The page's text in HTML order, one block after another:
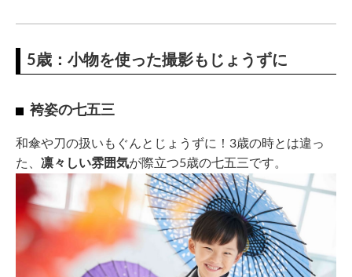
5歳：小物を使った撮影もじょうずに
袴姿の七五三
和傘や刀の扱いもぐんとじょうずに！3歳の時とは違っ
た、 凛々しい雰囲気が際立つ5歳の七五三です。